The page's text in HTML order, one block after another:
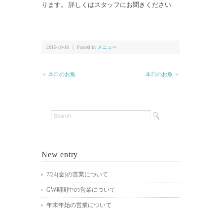
ります。 詳しくはスタッフにお聞きください
2015-10-16 ｜ Posted in メニュー
＜ 本日のお魚 本日のお魚 ＞
New entry
7/24(金)の営業について
GW期間中の営業について
年末年始の営業について